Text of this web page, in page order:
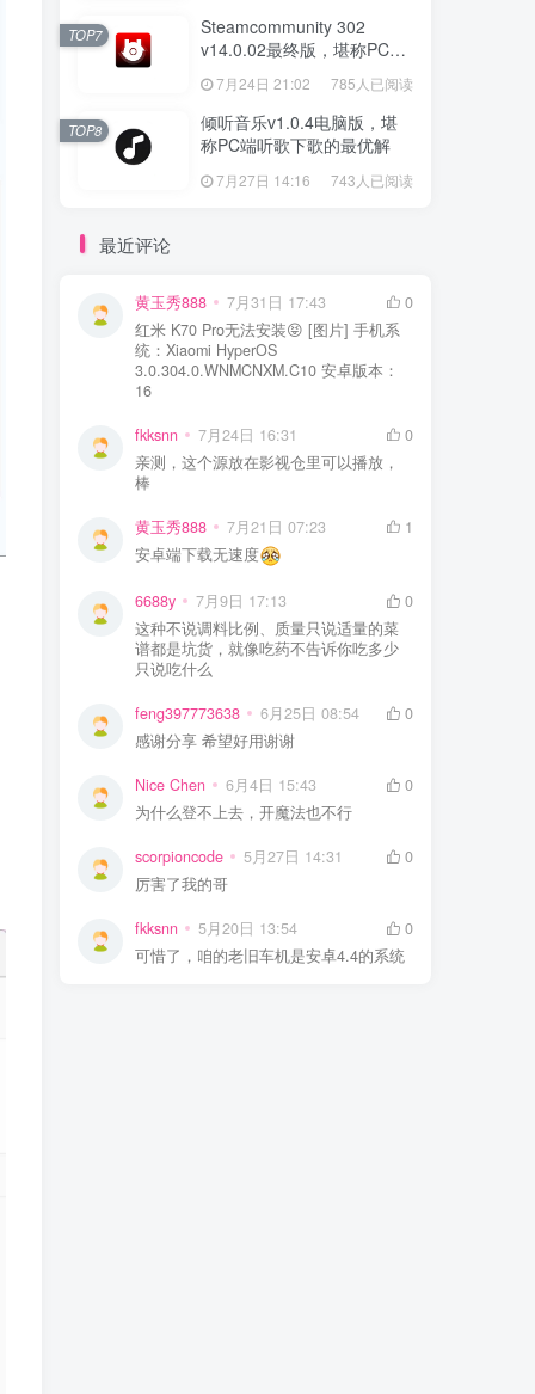
Steamcommunity 302
v14.0.02最终版，堪称PC玩
家必备的网络工具箱
7月24日 21:02 785人已阅读
TOP7
倾听音乐v1.0.4电脑版，堪
称PC端听歌下歌的最优解
7月27日 14:16 743人已阅读
TOP8
最近评论
黄玉秀888 7月31日 17:43
0
红米 K70 Pro无法安装😝 [图片] 手机系
统：Xiaomi HyperOS
3.0.304.0.WNMCNXM.C10 安卓版本：
16
fkksnn 7月24日 16:31
0
亲测，这个源放在影视仓里可以播放，
棒
黄玉秀888 7月21日 07:23
1
安卓端下载无速度
6688y 7月9日 17:13
0
这种不说调料比例、质量只说适量的菜
谱都是坑货，就像吃药不告诉你吃多少
只说吃什么
feng397773638 6月25日 08:54
0
感谢分享 希望好用谢谢
Nice Chen 6月4日 15:43
0
为什么登不上去，开魔法也不行
scorpioncode 5月27日 14:31
0
厉害了我的哥
fkksnn 5月20日 13:54
0
可惜了，咱的老旧车机是安卓4.4的系统